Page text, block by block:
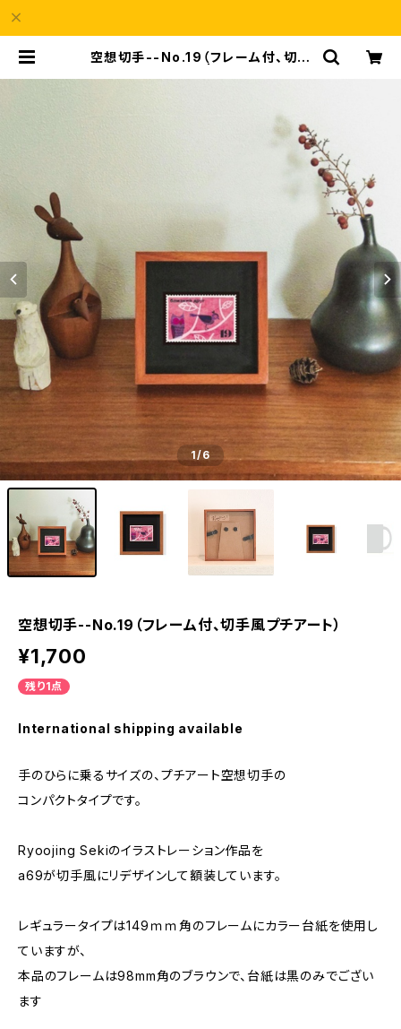
空想切手--No.19（フレーム付、切手
1/6
空想切手--No.19（フレーム付、切手風プチアート）
¥1,700
残り1点
International shipping available
手のひらに乗るサイズの、プチアート空想切手の
コンパクトタイプです。
Ryoojing Sekiのイラストレーション作品を
a69が切手風にリデザインして額装しています。
レギュラータイプは149ｍｍ角のフレームにカラー台紙を使用し
ていますが、
本品のフレームは98mm角のブラウンで、台紙は黒のみでござい
ます